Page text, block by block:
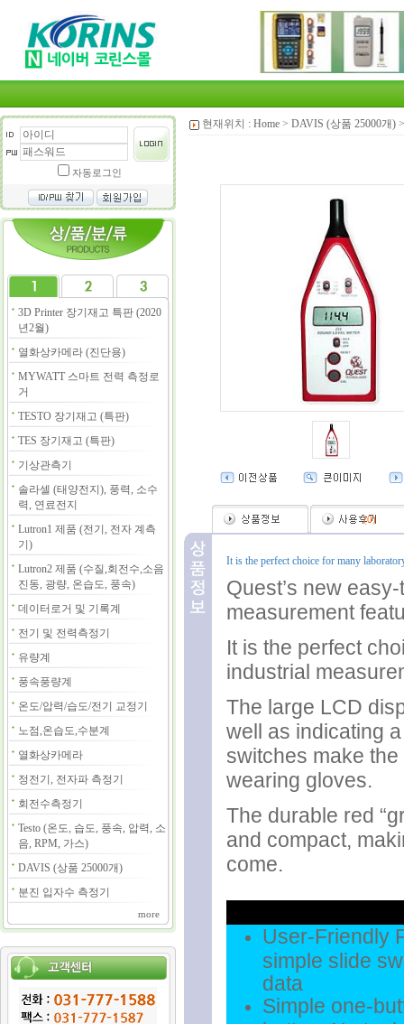
자동로그인
3D Printer 장기재고 특판 (2020
년2월)
열화상카메라 (진단용)
MYWATT 스마트 전력 측정로
거
TESTO 장기재고 (특판)
TES 장기재고 (특판)
기상관측기
솔라셀 (태양전지), 풍력, 소수
력, 연료전지
Lutron1 제품 (전기, 전자 계측
기)
Lutron2 제품 (수질,회전수,소음
진동, 광량, 온습도, 풍속)
데이터로거 및 기록계
전기 및 전력측정기
유량계
풍속풍량계
온도/압력/습도/전기 교정기
노점,온습도,수분계
열화상카메라
정전기, 전자파 측정기
회전수측정기
Testo (온도, 습도, 풍속, 압력, 소
음, RPM, 가스)
DAVIS (상품 25000개)
분진 입자수 측정기
more
현재위치 : Home > DAVIS (상품 25000개)
(0)
It is the perfect choice for many
Quest’s new
measurement
It is the perfect
industrial
The large LCD
well as indicating
switches make
wearing gloves.
The durable red
and compact,
come.
User-Friendly
simple slide
data
Simple one-